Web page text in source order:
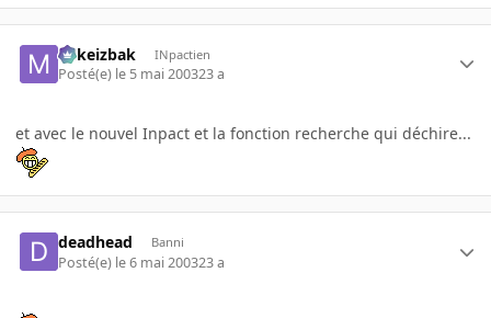
Mikeizbak INpactien
Posté(e) le 5 mai 200323 a
et avec le nouvel Inpact et la fonction recherche qui déchire...
deadhead Banni
Posté(e) le 6 mai 200323 a